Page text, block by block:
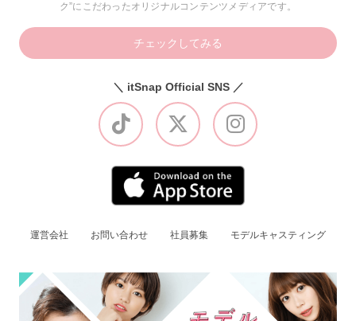
ク”にこだわったオリジナルコンテンツメディアです。
チェックしてみる
＼ itSnap Official SNS ／
運営会社 お問い合わせ 社員募集 モデルキャスティング